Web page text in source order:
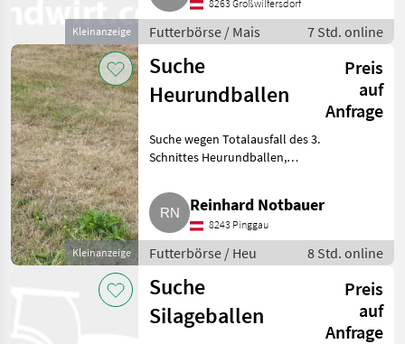
Kleinanzeige
8263 Großwilfersdorf
Futterbörse / Mais 7 Std. online
Kleinanzeige
Suche
Heurundballen
Preis
auf
Anfrage
Suche wegen Totalausfall des 3.
Schnittes Heurundballen,
Bereich Bezirk
Hartberg/Oberwart zur
Selbstabholung. Kann auch
vom Vorjahr sein. 20
Reinhard Notbauer
8243 Pinggau
Futterbörse / Heu 8 Std. online
Suche
Silageballen
Preis
auf
Anfrage